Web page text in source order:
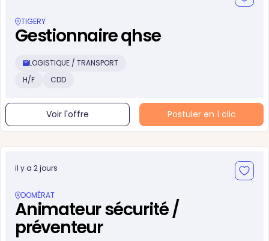
TIGERY
Gestionnaire qhse
LOGISTIQUE / TRANSPORT
H/F
CDD
Voir l'offre Postuler en 1 clic
il y a 2 jours
DOMÉRAT
Animateur sécurité /
préventeur